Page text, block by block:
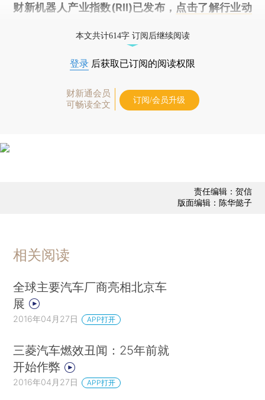
财新机器人产业指数(RII)已发布， 点击了解行业动
本文共计614字 订阅后继续阅读
登录 后获取已订阅的阅读权限
财新通会员
可畅读全文
订阅/会员升级
责任编辑：贺信
版面编辑：陈华懿子
相关阅读
全球主要汽车厂商亮相北京车
展
2016年04月27日 APP打开
三菱汽车燃效丑闻：25年前就
开始作弊
2016年04月27日 APP打开